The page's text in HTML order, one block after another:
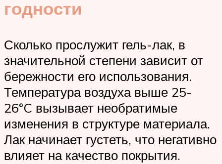
годности
Сколько прослужит гель-лак, в
значительной степени зависит от
бережности его использования.
Температура воздуха выше 25-
26°C вызывает необратимые
изменения в структуре материала.
Лак начинает густеть, что негативно
влияет на качество покрытия.